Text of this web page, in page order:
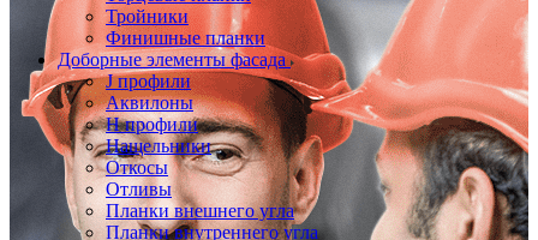
Тройники
Финишные планки
Доборные элементы фасада
J профили
Аквилоны
Н профили
Нащельники
Откосы
Отливы
Планки внешнего угла
Планки внутреннего угла